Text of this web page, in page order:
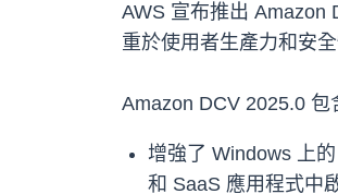
AWS 宣布推出 Amazon
重於使用者生產力和安
Amazon DCV 2025.0
增強了 Windows 上
和 SaaS 應用程式中